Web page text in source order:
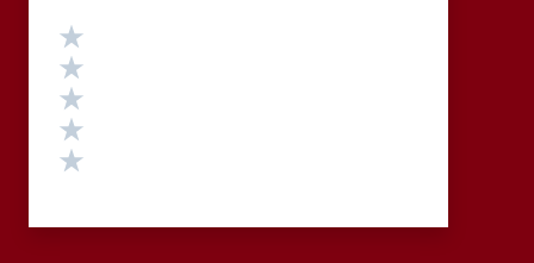
Valutazione